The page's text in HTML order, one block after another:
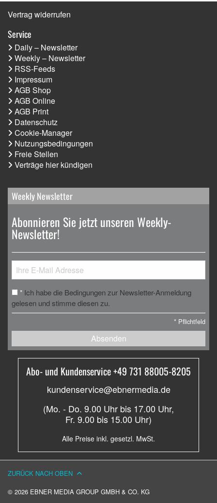
Vertrag widerrufen
Service
Daily – Newsletter
Weekly – Newsletter
RSS-Feeds
Impressum
AGB Shop
AGB Online
AGB Print
Datenschutz
Cookie-Manager
Nutzungsbedingungen
Freie Stellen
Verträge hier kündigen
Weekly Newsletter
Abonnieren Sie jetzt unseren Weekly-
Newsletter!
* Ich habe die Bedingungen zur Newsletter-Anmeldung
gelesen und stimme diesen zu.
* Pflichtfeld
Absenden
Abo- und Kundenservice +49 731 88005-8205
kundenservice@ebnermedia.de
(Mo. - Do. 9.00 Uhr bis 17.00 Uhr,
Fr. 9.00 bis 15.00 Uhr)
Alle Preise inkl. gesetzl. MwSt.
© 2026 EBNER MEDIA GROUP GMBH & CO. KG
ZURÜCK NACH OBEN